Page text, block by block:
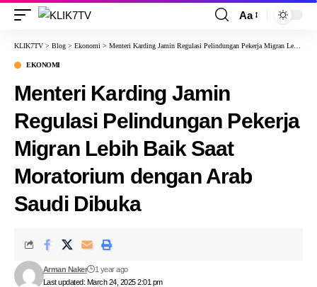
Aa
KLIK7TV > Blog > Ekonomi > Menteri Karding Jamin Regulasi Pelindungan Pekerja Migran Lebih Baik Saat Moratorium dengan Arab Saudi Dibuka
EKONOMI
Menteri Karding Jamin
Regulasi Pelindungan Pekerja
Migran Lebih Baik Saat
Moratorium dengan Arab
Saudi Dibuka
Last updated: March 24, 2025 2:01 pm
Arman Naker 1 year ago